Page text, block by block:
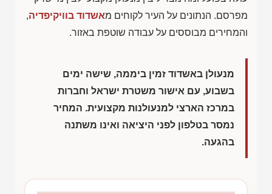
מפרסם. הנתונים על העיר לקוחים מאשדוד בוויקיפדיה,
והמחירים מבוססים על עבודה שוטפת באזור.
מנעולן באשדוד זמין ביממה, שישה ימים
בשבוע, עם אישור משטרת ישראל וחברות
במרכז הארצי למנעולנות מקצועית. המחיר
נמסר בטלפון לפני היציאה ואינו משתנה
בהגעה.